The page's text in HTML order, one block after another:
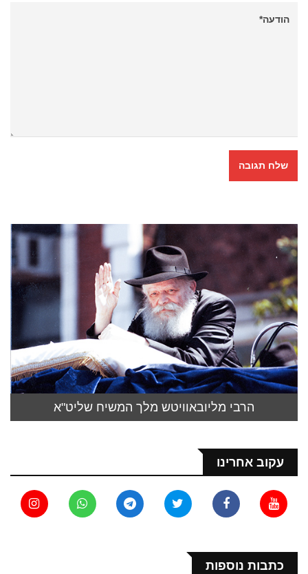
הרבי מליובאוויטש מלך המשיח שליט"א
עקוב אחרינו
כתבות נוספות